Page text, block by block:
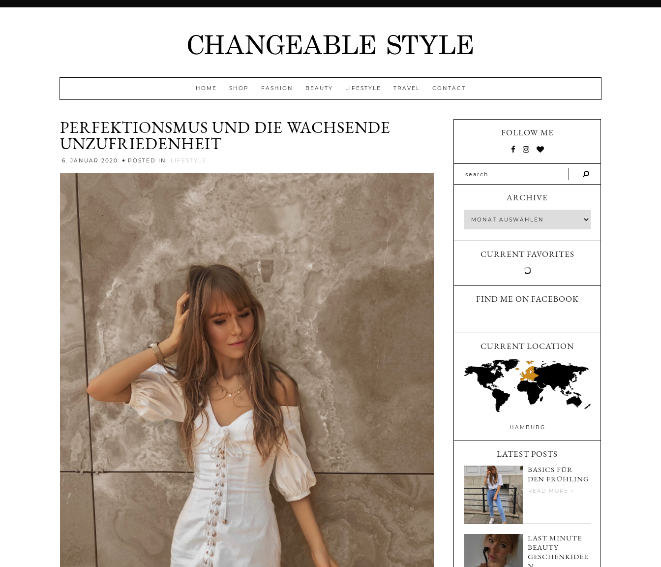
HOME SHOP FASHION BEAUTY LIFESTYLE TRAVEL CONTACT
PERFEKTIONSMUS UND DIE WACHSENDE
UNZUFRIEDENHEIT
6. JANUAR 2020 POSTED IN: LIFESTYLE
FOLLOW ME
ARCHIVE
CURRENT FAVORITES
FIND ME ON FACEBOOK
CURRENT LOCATION
HAMBURG
LATEST POSTS
BASICS FÜR
DEN FRÜHLING
READ MORE
LAST MINUTE
BEAUTY
GESCHENKIDEE